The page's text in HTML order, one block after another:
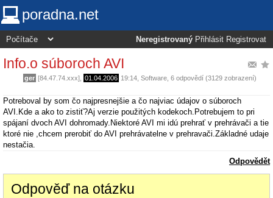
poradna.net
Neregistrovaný Přihlásit Registrovat
Info.o súboroch AVI
ger [84.47.74.xxx], 01.04.2006 19:14 Software , 6 odpovědí (3129 zobrazení)
Potreboval by som čo najpresnejšie a čo najviac údajov o súboroch
AVI.Kde a ako to zistiť?Aj verzie použitých kodekoch.Potrebujem to pri
spájaní dvoch AVI dohromady.Niektoré AVI mi idú prehrať v prehrávači a tie
ktoré nie ,chcem prerobiť do AVI prehrávatelne v prehravači.Základné udaje
nestačia.
Odpovědět
Odpověď na otázku